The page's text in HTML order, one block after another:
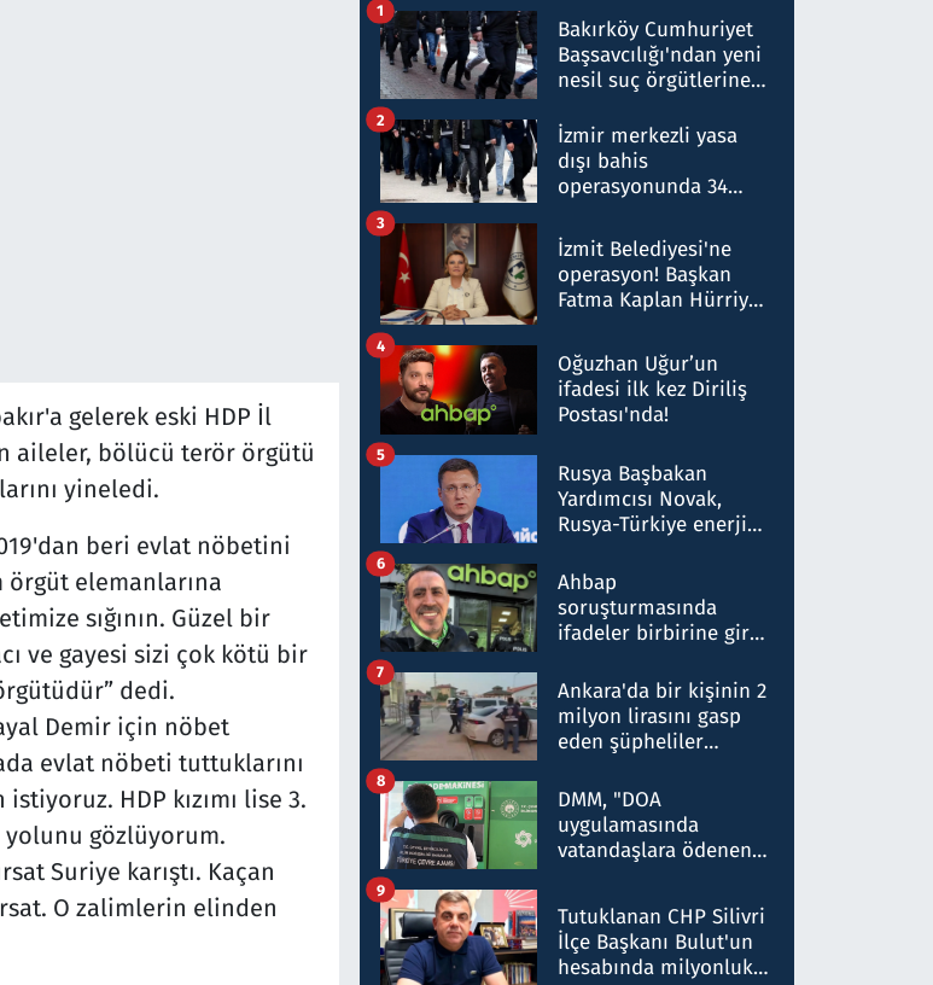
gelerek eski HDP İl
aileler, bölücü terör örgütü
yineledi.
beri evlat nöbetini
elemanlarına
sığının. Güzel bir
ve gayesi sizi çok kötü bir
dedi.
Demir için nöbet
evlat nöbeti tuttuklarını
HDP kızımı lise 3.
yolunu gözlüyorum.
Suriye karıştı. Kaçan
O zalimlerin elinden
Bakırköy Cumhuriyet
Başsavcılığı'ndan yeni
nesil suç örgütlerine
hakkında gözaltı kararı
1
İzmir merkezli yasa
dışı bahis
operasyonunda 34
Milyar liralık para
trafiği tespit edildi
2
İzmit Belediyesi'ne
operasyon! Başkan
Fatma Kaplan Hürriyet
3
Oğuzhan Uğur’un
ifadesi ilk kez Diriliş
Postası'nda!
4
Rusya Başbakan
Yardımcısı Novak,
Rusya-Türkiye enerji
nitelikte olduğunu
belirtti
5
Ahbap
soruşturmasında
ifadeler birbirine girdi:
ifadelerinden ortaya
çıkan tablo şok etti
6
Ankara'da bir kişinin 2
milyon lirasını gasp
eden şüpheliler
7
DMM, "DOA
uygulamasında
vatandaşlara ödenen
düşürüldüğü" iddiasını
yalanladı
8
Tutuklanan CHP Silivri
İlçe Başkanı Bulut'un
hesabında milyonluk
9